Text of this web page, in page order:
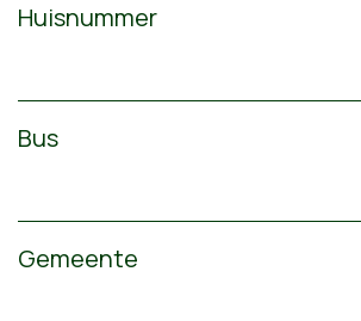
Huisnummer
Bus
Gemeente